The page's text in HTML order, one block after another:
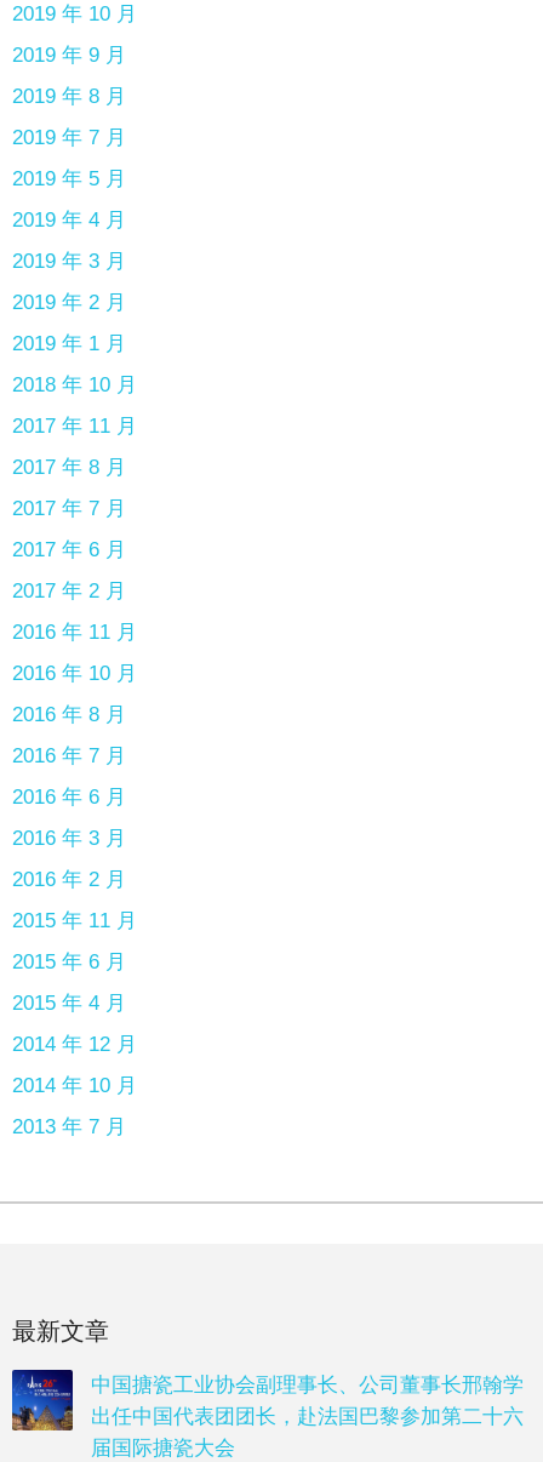
2019 年 10 月
2019 年 9 月
2019 年 8 月
2019 年 7 月
2019 年 5 月
2019 年 4 月
2019 年 3 月
2019 年 2 月
2019 年 1 月
2018 年 10 月
2017 年 11 月
2017 年 8 月
2017 年 7 月
2017 年 6 月
2017 年 2 月
2016 年 11 月
2016 年 10 月
2016 年 8 月
2016 年 7 月
2016 年 6 月
2016 年 3 月
2016 年 2 月
2015 年 11 月
2015 年 6 月
2015 年 4 月
2014 年 12 月
2014 年 10 月
2013 年 7 月
最新文章
中国搪瓷工业协会副理事长、公司董事长邢翰学
出任中国代表团团长，赴法国巴黎参加第二十六
届国际搪瓷大会